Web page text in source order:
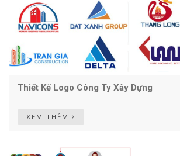
Thiết Kế Logo Công Ty Xây Dựng
XEM THÊM